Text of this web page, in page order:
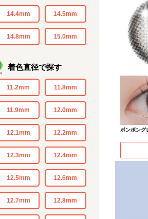
14.4mm 14.5mm
14.8mm 15.0mm
着色直径で探す
11.2mm 11.8mm
11.9mm 12.0mm
12.1mm 12.2mm
12.3mm 12.4mm
12.5mm 12.6mm
12.7mm 12.8mm
ボンボング